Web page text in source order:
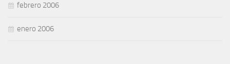
febrero 2006
enero 2006